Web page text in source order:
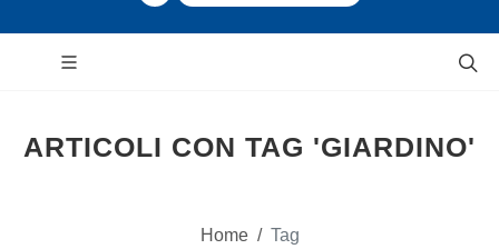
ARTICOLI CON TAG 'GIARDINO'
Home / Tag